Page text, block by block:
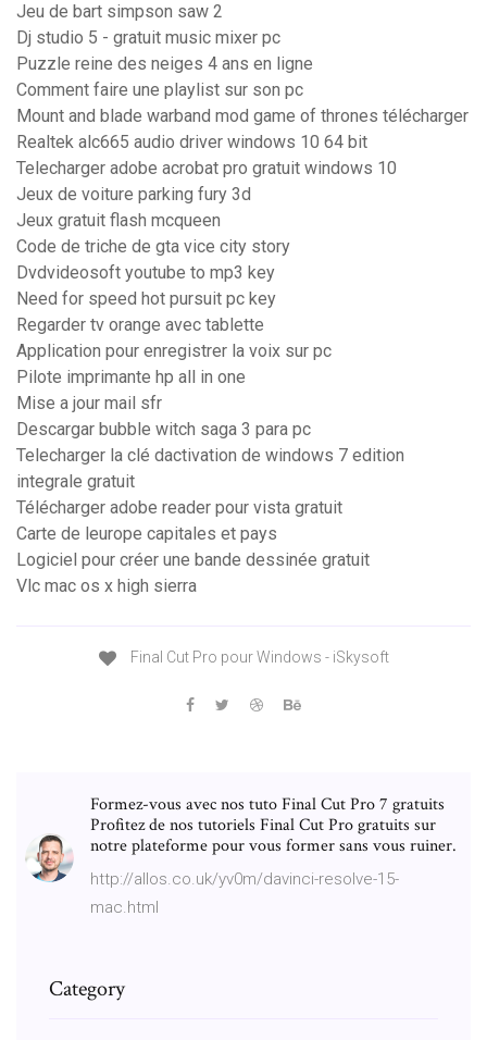
Jeu de bart simpson saw 2
Dj studio 5 - gratuit music mixer pc
Puzzle reine des neiges 4 ans en ligne
Comment faire une playlist sur son pc
Mount and blade warband mod game of thrones télécharger
Realtek alc665 audio driver windows 10 64 bit
Telecharger adobe acrobat pro gratuit windows 10
Jeux de voiture parking fury 3d
Jeux gratuit flash mcqueen
Code de triche de gta vice city story
Dvdvideosoft youtube to mp3 key
Need for speed hot pursuit pc key
Regarder tv orange avec tablette
Application pour enregistrer la voix sur pc
Pilote imprimante hp all in one
Mise a jour mail sfr
Descargar bubble witch saga 3 para pc
Telecharger la clé dactivation de windows 7 edition
integrale gratuit
Télécharger adobe reader pour vista gratuit
Carte de leurope capitales et pays
Logiciel pour créer une bande dessinée gratuit
Vlc mac os x high sierra
Final Cut Pro pour Windows - iSkysoft
Formez-vous avec nos tuto Final Cut Pro 7 gratuits
Profitez de nos tutoriels Final Cut Pro gratuits sur
notre plateforme pour vous former sans vous ruiner.
http://allos.co.uk/yv0m/davinci-resolve-15-
mac.html
Category